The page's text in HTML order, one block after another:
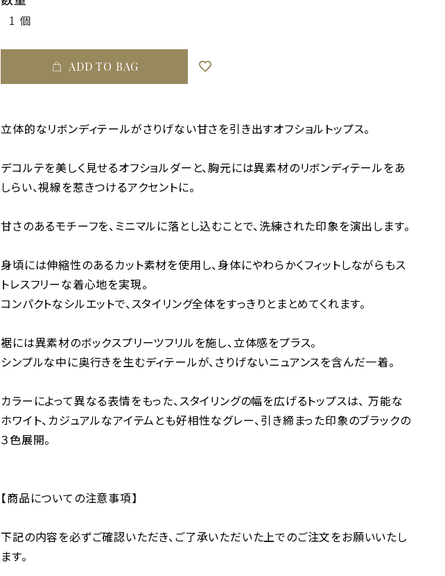
ADD TO BAG
立体的なリボンディテールがさりげない甘さを引き出すオフショルトップス。
デコルテを美しく見せるオフショルダーと、胸元には異素材のリボンディテールをあ
しらい、視線を惹きつけるアクセントに。
甘さのあるモチーフを、ミニマルに落とし込むことで、洗練された印象を演出します。
身頃には伸縮性のあるカット素材を使用し、身体にやわらかくフィットしながらもス
トレスフリーな着心地を実現。
コンパクトなシルエットで、スタイリング全体をすっきりとまとめてくれます。
裾には異素材のボックスプリーツフリルを施し、立体感をプラス。
シンプルな中に奥行きを生むディテールが、さりげないニュアンスを含んだ一着。
カラーによって異なる表情をもった、スタイリングの幅を広げるトップスは、 万能な
ホワイト、カジュアルなアイテムとも好相性なグレー、引き締まった印象のブラックの
３色展開。
【商品についての注意事項】
下記の内容を必ずご確認いただき、ご了承いただいた上でのご注文をお願いいたし
ます。